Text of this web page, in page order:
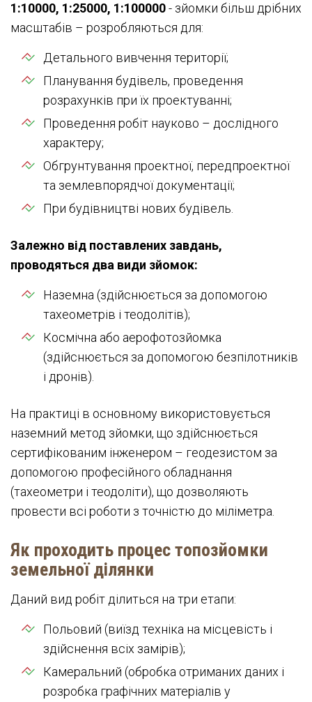
1:10000, 1:25000, 1:100000- зйомки більш дрібних
масштабів – розробляються для:
Детального вивчення території;
Планування будівель, проведення
розрахунків при їх проектуванні;
Проведення робіт науково – дослідного
характеру;
Обгрунтування проектної, передпроектної
та землевпорядчої документації;
При будівництві нових будівель.
Залежно від поставлених завдань,
проводяться два види зйомок:
Наземна (здійснюється за допомогою
тахеометрів і теодолітів);
Космічна або аерофотозйомка
(здійснюється за допомогою безпілотників
і дронів).
На практиці в основному використовується
наземний метод зйомки, що здійснюється
сертифікованим інженером – геодезистом за
допомогою професійного обладнання
(тахеометри і теодоліти), що дозволяють
провести всі роботи з точністю до міліметра.
Як проходить процес топозйомки
земельної ділянки
Даний вид робіт ділиться на три етапи:
Польовий (виїзд техніка на місцевість і
здійснення всіх замірів);
Камеральний (обробка отриманих даних і
розробка графічних матеріалів у